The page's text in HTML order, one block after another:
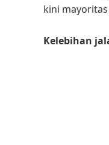
kini
Kelebihan